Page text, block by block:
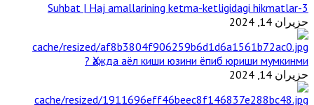
3-Suhbat | Haj amallarining ketma-ketligidagi hikmatlar
حزيران 14, 2024
Ҳажда аёл киши юзини ёпиб юриши мумкинми ?
حزيران 14, 2024